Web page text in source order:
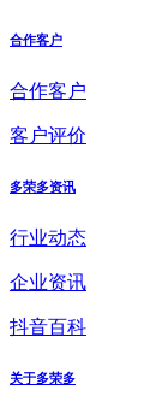
合作客户
合作客户
客户评价
多荣多资讯
行业动态
企业资讯
抖音百科
关于多荣多